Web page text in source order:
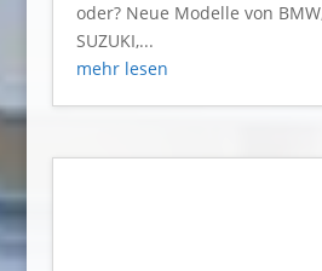
oder? Neue Modelle von
SUZUKI,...
mehr lesen